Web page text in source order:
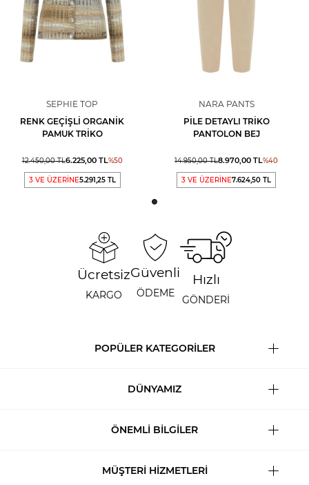
SEPHIE TOP
RENK GEÇIŞLI ORGANIK
PAMUK TRIKO
12.450,00TL6.225,00TL%50
3 VE ÜZERİNE5.291,25 TL
NARA PANTS
PILE DETAYLI TRIKO
PANTOLON BEJ
14.950,00TL8.970,00 TL%40
3 VE ÜZERİNE7.624,50 TL
Ücretsiz
KARGO
Güvenli
ÖDEME
Hızlı
GÖNDERİ
POPÜLER KATEGORİLER
DÜNYAMIZ
ÖNEMLİ BİLGİLER
MÜŞTERİ HİZMETLERİ